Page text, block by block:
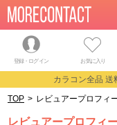
登録・ログイン お気に入り
カラコン全品 送
TOP > レビュアープロフィ
レビュアープロフィ